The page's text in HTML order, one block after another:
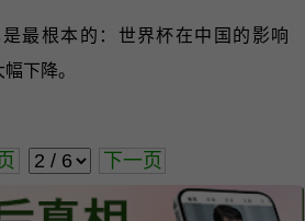
最根本的：世界杯在中国的影响
下降。
下一页